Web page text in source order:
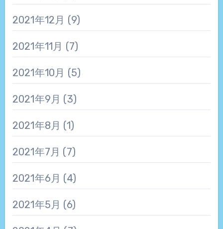
2021年12月 (9)
2021年11月 (7)
2021年10月 (5)
2021年9月 (3)
2021年8月 (1)
2021年7月 (7)
2021年6月 (4)
2021年5月 (6)